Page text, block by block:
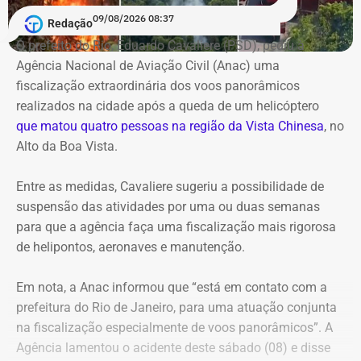
Circuito Machadiano – Bem Jurídico Imaterial, na Escola
de Magistratura do Estado do Rio de Janeiro. No dia 25,
quem recebe o debate é o Conselho de Arquitetura e
Urbanismo do Rio de Janeiro.
“Temos até 2039 (ano do bicentenário do escritor) para
criar o roteiro. É uma homenagem justa, mais do que
merecida”, diz Nireu, de 82 anos, que tem uma relação de
escritor ainda garoto, em Alagoas, onde nasceu.
piso, guarda-corpo e iluminação.
A discussão sobre a requalificação da orla de Niterói não
é recente. Em setembro do ano passado, a prefeitura
iniciou uma série de oficinas e consultas públicas para
discutir o chamado Projeto Orla, com participação de
moradores, comerciantes, trabalhadores e visitantes.
Redação09/08/2026 08:37
O prefeito do Rio, Eduardo Cavaliere (PSD), pediu à
Agência Nacional de Aviação Civil (Anac) uma
fiscalização extraordinária dos voos panorâmicos
realizados na cidade após a queda de um helicóptero
que matou quatro pessoas na região da Vista Chinesa, no
Alto da Boa Vista.
Entre as medidas, Cavaliere sugeriu a possibilidade de
suspensão das atividades por uma ou duas semanas
para que a agência faça uma fiscalização mais rigorosa
de helipontos, aeronaves e manutenção.
Em nota, a Anac informou que “está em contato com a
prefeitura do Rio de Janeiro, para uma atuação conjunta
na fiscalização especialmente de voos panorâmicos”. A
Agência lamentou o acidente deste sábado (08) e disse